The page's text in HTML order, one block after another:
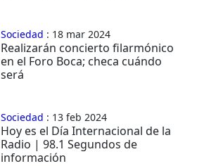
Sociedad : 18 mar 2024
Realizarán concierto filarmónico
en el Foro Boca; checa cuándo
será
Sociedad : 13 feb 2024
Hoy es el Día Internacional de la
Radio | 98.1 Segundos de
información